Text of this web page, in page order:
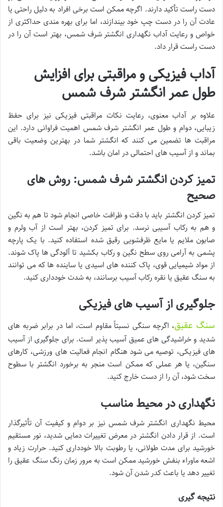
دست راست تأکید دارند. اگرچه ممکن است برخی افراد به دلیل راحتی یا
عادت آن را در دست چپ خود بیندازند، اما برای بهره مندی حداکثری از
خواص و رعایت آداب نگهداری انگشتر شرف شمس، بهتر است آن را در
دست راست قرار داد.
آداب فیزیکی و مراقبتی برای افزایش
طول عمر انگشتر شرف شمس
علاوه بر آداب معنوی، رعایت نکات مراقبتی فیزیکی نیز برای حفظ
زیبایی، دوام و طول عمر انگشتر شرف شمس اهمیت فراوانی دارد. این
مراقبت ها تضمین می کنند که انگشتر شما در بهترین وضعیت باقی
بماند و از آسیب های احتمالی در امان باشد.
تمیز کردن انگشتر شرف شمس: روش های
صحیح
تمیز کردن انگشتر باید با دقت و ظرافت خاصی انجام شود تا هم به نگین
و هم به رکاب آسیبی نرسد. برای تمیز کردن، بهتر است از آب ولرم و
صابون ملایم یا مایع ظرفشویی رقیق شده استفاده کنید. با یک پارچه
پشمی به آرامی روی سطح نگین و رکاب بکشید تا آلودگی ها پاک شوند.
از مواد شیمیایی قوی، پاک کننده های اسیدی یا ساینده ها که می توانند
به سنگ عقیق یا نقره رکاب آسیب برسانند، به شدت خودداری کنید.
جلوگیری از آسیب های فیزیکی
سنگ عقیق، اگرچه سنگی نسبتاً مقاوم است، اما در برابر ضربه های
شدید و خراشیدگی های عمیق آسیب پذیر است. برای جلوگیری از آسیب
های فیزیکی، توصیه می شود هنگام انجام فعالیت های ورزشی، کارهای
سنگین، یا هر عملی که ممکن است منجر به برخورد انگشتر با سطوح
سخت شود، آن را از دست خارج کنید.
نگهداری در محیط مناسب
محیط نگهداری انگشتر شرف شمس نیز بر دوام و کیفیت آن تأثیرگذار
است. از قرار دادن انگشتر در معرض تغییرات دمایی شدید، نور مستقیم
خورشید برای مدت طولانی، یا رطوبت بالا خودداری کنید. حرارت زیاد و
اشعه ماوراء بنفش خورشید ممکن است به مرور زمان رنگ سنگ عقیق را
تغییر دهد یا باعث کدر شدن آن شود.
نتیجه گیری